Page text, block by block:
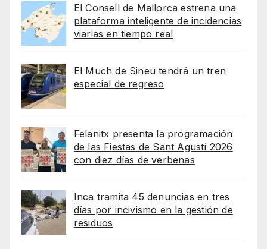
El Consell de Mallorca estrena una
plataforma inteligente de incidencias
viarias en tiempo real
El Much de Sineu tendrá un tren
especial de regreso
Felanitx presenta la programación
de las Fiestas de Sant Agustí 2026
con diez días de verbenas
Inca tramita 45 denuncias en tres
días por incivismo en la gestión de
residuos